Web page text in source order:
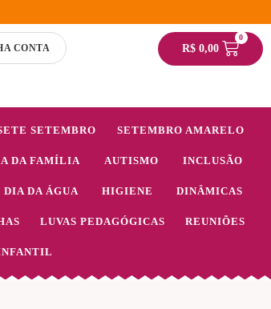
CONTA R$0,00
0
SETEMBRO SETEMBRO AMARELO
DA FAMÍLIA AUTISMO INCLUSÃO
DIA DA ÁGUA HIGIENE DINÂMICAS
LUVAS PEDAGÓGICAS REUNIÕES